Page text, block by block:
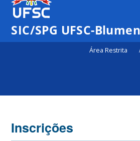
SIC/SPG UFSC-
Área Restrita
Inscrições